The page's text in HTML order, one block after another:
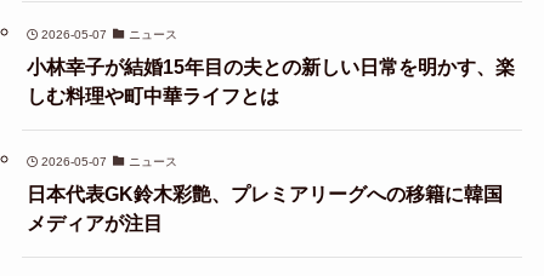
2026-05-07 ニュース
小林幸子が結婚15年目の夫との新しい日常を明かす、楽
しむ料理や町中華ライフとは
2026-05-07 ニュース
日本代表GK鈴木彩艶、プレミアリーグへの移籍に韓国
メディアが注目